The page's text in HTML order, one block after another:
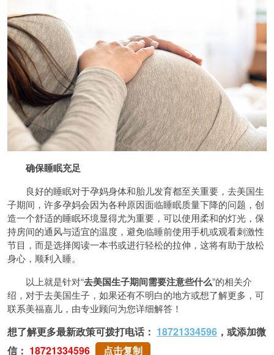
确保睡眠充足
良好的睡眠对于孕妈身体和胎儿发育都至关重要，去美国生
子期间，许多孕妈会因为各种原因面临睡眠质量下降的问题，创
造一个舒适的睡眠环境显得尤为重要，可以使用柔和的灯光，保
持房间的通风与适宜的温度，避免临睡前使用手机或观看刺激性
节目，而是选择阅读一本书或进行轻松的拉伸，这将有助于放松
身心，顺利入睡。
以上就是针对“去美国生子期间需要注意些什么”的相关介
绍，对于去美国生子，如果还有不明白的地方或想了解更多，可
联系美福嘉儿，由专业顾问为您详细解答！
想了解更多最新政策可拨打电话： 18721334596 ，或添加微
信： 18721334596 点击复制